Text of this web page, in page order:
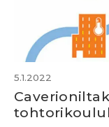
5.1.2022